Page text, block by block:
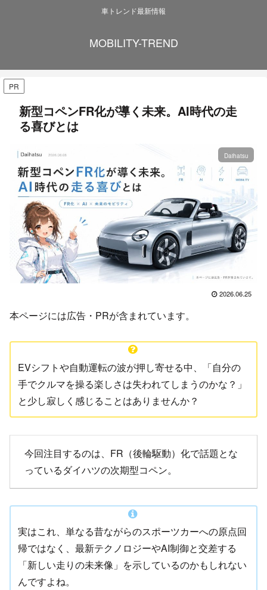
車トレンド最新情報
MOBILITY-TREND
PR
新型コペンFR化が導く未来。AI時代の走
る喜びとは
Daihatsu
2026.06.25
本ページには広告・PRが含まれています。
EVシフトや自動運転の波が押し寄せる中、「自分の
手でクルマを操る楽しさは失われてしまうのかな？」
と少し寂しく感じることはありませんか？
今回注目するのは、FR（後輪駆動）化で話題とな
っているダイハツの次期型コペン。
実はこれ、単なる昔ながらのスポーツカーへの原点回
帰ではなく、最新テクノロジーやAI制御と交差する
「新しい走りの未来像」を示しているのかもしれない
んですよね。